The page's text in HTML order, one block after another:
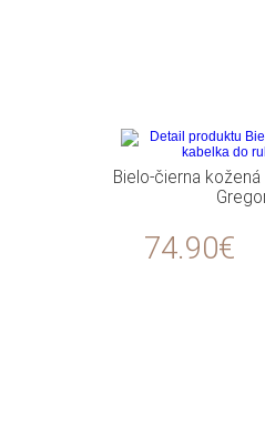
Bielo-čierna
74.90€